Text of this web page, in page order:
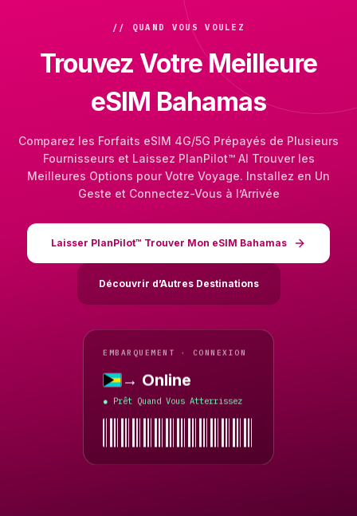
// QUAND VOUS VOULEZ
Trouvez Votre Meilleure
eSIM Bahamas
Comparez les Forfaits eSIM 4G/5G Prépayés de Plusieurs
Fournisseurs et Laissez PlanPilot™ AI Trouver les
Meilleures Options pour Votre Voyage. Installez en Un
Geste et Connectez-Vous à l’Arrivée
Laisser PlanPilot™ Trouver Mon eSIM Bahamas
Découvrir d’Autres Destinations
EMBARQUEMENT · CONNEXION
Bahamas
→ Online
● Prêt Quand Vous Atterrissez